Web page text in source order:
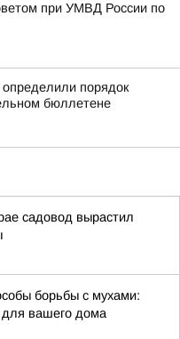
при УМВД России по
порядок
бюллетене
садовод вырастил
борьбы с мухами:
вашего дома